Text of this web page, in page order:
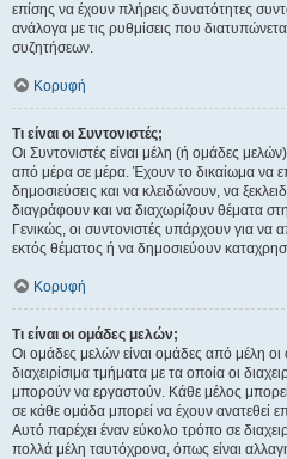
επίσης να έχουν πλήρεις δυνατότητες
ανάλογα με τις ρυθμίσεις που
συζητήσεων.
Κορυφή
Τι είναι οι Συντονιστές;
Οι Συντονιστές είναι μέλη (ή ομάδες
από μέρα σε μέρα. Έχουν το δικαίωμα να
δημοσιεύσεις και να κλειδώνουν, να
διαγράφουν και να διαχωρίζουν θέματα
Γενικώς, οι συντονιστές υπάρχουν για
εκτός θέματος ή να δημοσιεύουν
Κορυφή
Τι είναι οι ομάδες μελών;
Οι ομάδες μελών είναι ομάδες από μέλη οι
διαχειρίσιμα τμήματα με τα οποία οι
μπορούν να εργαστούν. Κάθε μέλος
σε κάθε ομάδα μπορεί να έχουν ανατεθεί
Αυτό παρέχει έναν εύκολο τρόπο σε
πολλά μέλη ταυτόχρονα, όπως είναι